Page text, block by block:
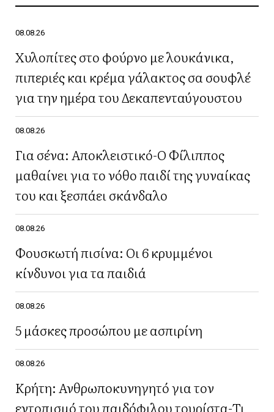
08.08.26
Χυλοπίτες στο φούρνο με λουκάνικα,
πιπεριές και κρέμα γάλακτος σα σουφλέ
για την ημέρα του Δεκαπενταύγουστου
08.08.26
Για σένα: Αποκλειστικό-Ο Φίλιππος
μαθαίνει για το νόθο παιδί της γυναίκας
του και ξεσπάει σκάνδαλο
08.08.26
Φουσκωτή πισίνα: Οι 6 κρυμμένοι
κίνδυνοι για τα παιδιά
08.08.26
5 μάσκες προσώπου με ασπιρίνη
08.08.26
Κρήτη: Ανθρωποκυνηγητό για τον
εντοπισμό του παιδόφιλου τουρίστα-Τι